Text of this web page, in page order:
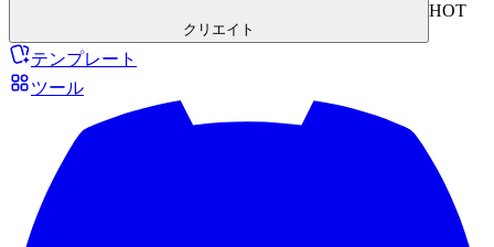
クリエイト
HOT
テンプレート
ツール